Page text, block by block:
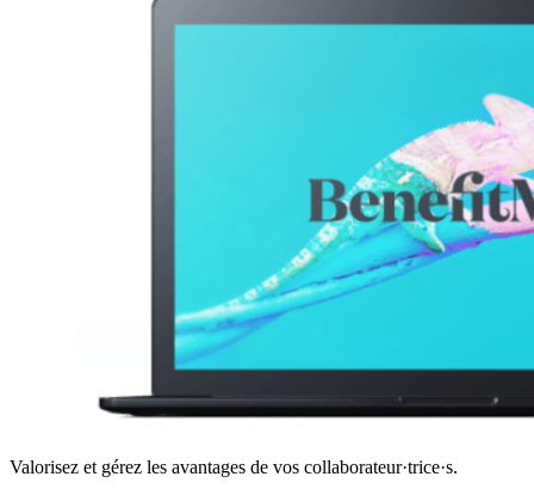
Valorisez et gérez les avantages de vos collaborateur·trice·s.